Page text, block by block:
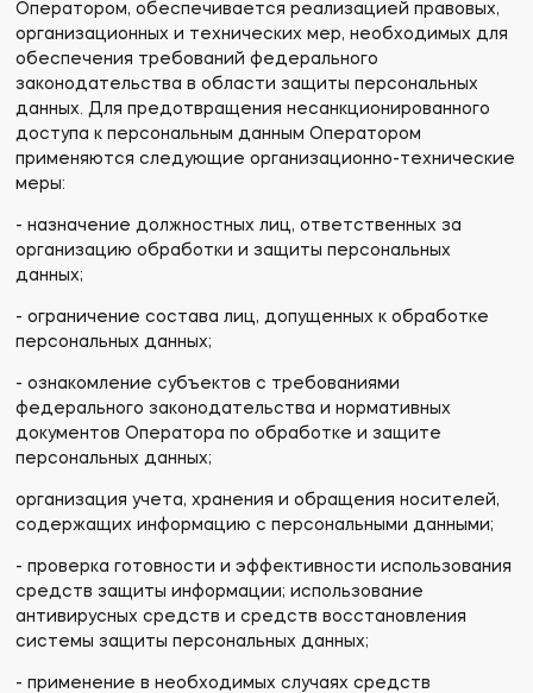
Оператором, обеспечивается реализацией правовых,
организационных и технических мер, необходимых для
обеспечения требований федерального
законодательства в области защиты персональных
данных. Для предотвращения несанкционированного
доступа к персональным данным Оператором
применяются следующие организационно-технические
меры:
- назначение должностных лиц, ответственных за
организацию обработки и защиты персональных
данных;
- ограничение состава лиц, допущенных к обработке
персональных данных;
- ознакомление субъектов с требованиями
федерального законодательства и нормативных
документов Оператора по обработке и защите
персональных данных;
организация учета, хранения и обращения носителей,
содержащих информацию с персональными данными;
- проверка готовности и эффективности использования
средств защиты информации; использование
антивирусных средств и средств восстановления
системы защиты персональных данных;
- применение в необходимых случаях средств